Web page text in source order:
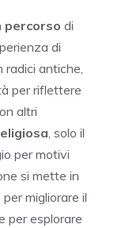
percorso di
di
radici antiche,
per riflettere
altri
, solo il
per motivi
si mette in
per migliorare il
per esplorare